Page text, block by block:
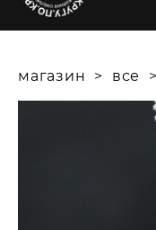
магазин > все >